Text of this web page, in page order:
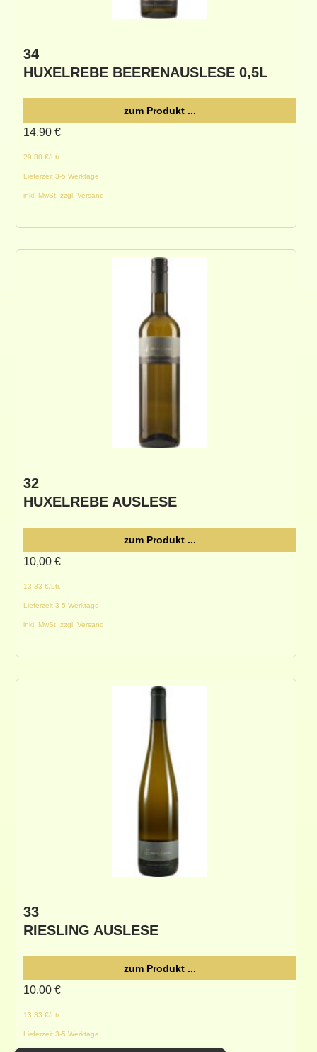
34
HUXELREBE BEERENAUSLESE 0,5L
29.80 €/Ltr.
Lieferzeit 3-5 Werktage
inkl. MwSt. zzgl. Versand
14,90 €
zum Produkt ...
32
HUXELREBE AUSLESE
13.33 €/Ltr.
Lieferzeit 3-5 Werktage
inkl. MwSt. zzgl. Versand
10,00 €
zum Produkt ...
33
RIESLING AUSLESE
13.33 €/Ltr.
Lieferzeit 3-5 Werktage
10,00 €
zum Produkt ...